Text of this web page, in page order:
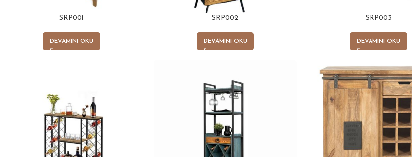
SRP001
DEVAMINI OKU
SRP002
DEVAMINI OKU
SRP003
DEVAMINI OKU